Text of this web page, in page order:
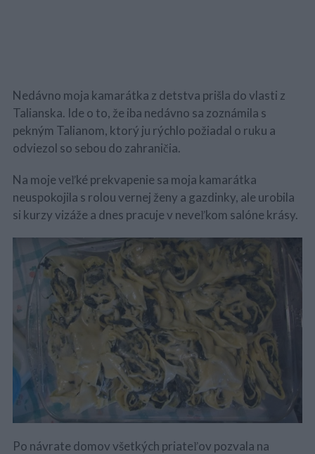
Nedávno moja kamarátka z detstva prišla do vlasti z
Talianska. Ide o to, že iba nedávno sa zoznámila s
pekným Talianom, ktorý ju rýchlo požiadal o ruku a
odviezol so sebou do zahraničia.
Na moje veľké prekvapenie sa moja kamarátka
neuspokojila s rolou vernej ženy a gazdinky, ale urobila
si kurzy vizáže a dnes pracuje v neveľkom salóne krásy.
Po návrate domov všetkých priateľov pozvala na